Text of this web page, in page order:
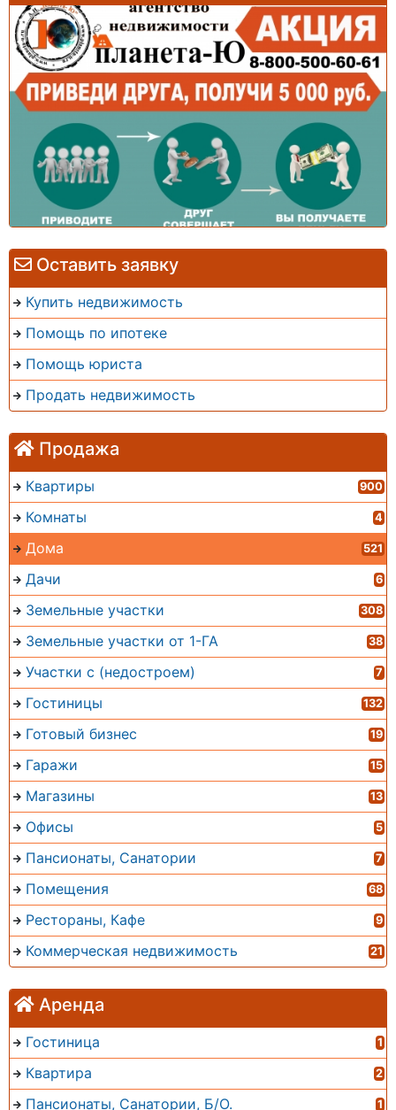
Оставить заявку
Купить недвижимость
Помощь по ипотеке
Помощь юриста
Продать недвижимость
Продажа
Квартиры 900
Комнаты 4
Дома 521
Дачи 6
Земельные участки 308
Земельные участки от 1-ГА 38
Участки с (недостроем) 7
Гостиницы 132
Готовый бизнес 19
Гаражи 15
Магазины 13
Офисы 5
Пансионаты, Санатории 7
Помещения 68
Рестораны, Кафе 9
Коммерческая недвижимость 21
Аренда
Гостиница 1
Квартира 2
Пансионаты, Санатории, Б/О. 1